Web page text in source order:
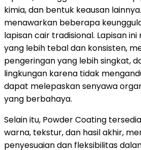
kimia, dan bentuk keausan
menawarkan beberapa
lapisan cair tradisional. Lapisan
yang lebih tebal dan konsisten,
pengeringan yang lebih singkat,
lingkungan karena tidak
dapat melepaskan senyawa
yang berbahaya.
Selain itu, Powder Coating
warna, tekstur, dan hasil akhir,
penyesuaian dan fleksibilitas